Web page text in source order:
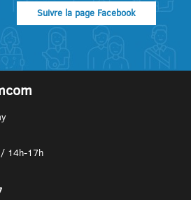
Suivre la page Facebook
/ 14h-17h